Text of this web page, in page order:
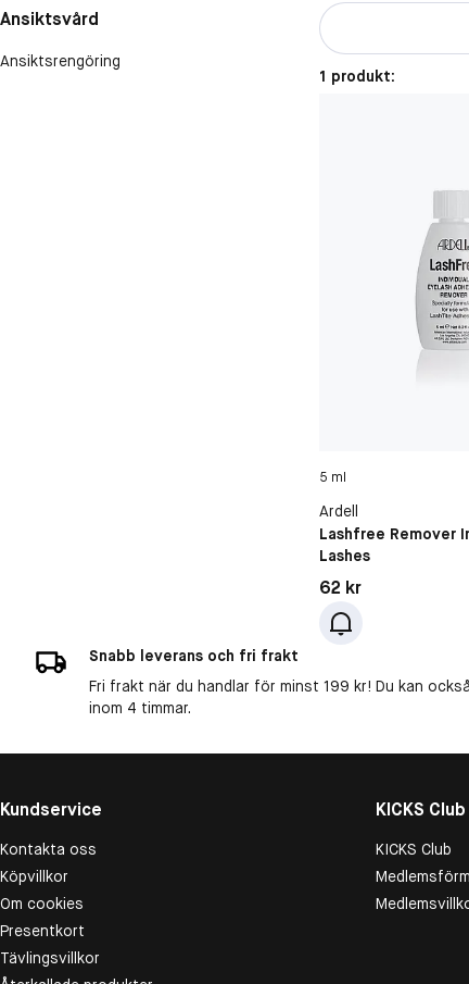
Ansiktsvård
Ansiktsrengöring
1 produkt:
5 ml
Ardell
Lashfree Remover
Lashes
Pris: 62 kr
62 kr
Snabb leverans och fri frakt
Fri frakt när du handlar för minst 199 kr! Du kan
inom 4 timmar.
Kundservice
Kontakta oss
Köpvillkor
Om cookies
Presentkort
Tävlingsvillkor
KICKS Club
KICKS Club